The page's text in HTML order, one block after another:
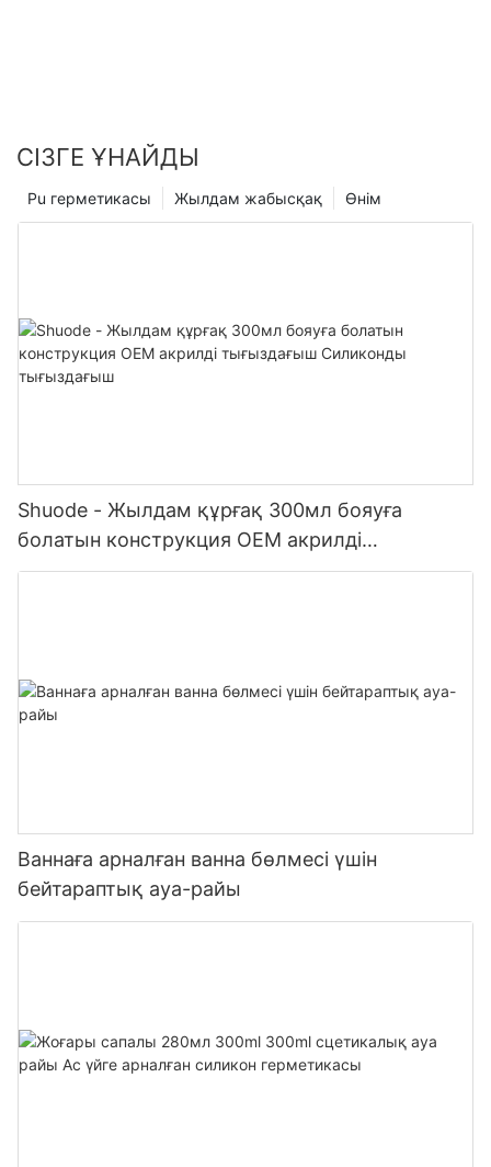
СІЗГЕ ҰНАЙДЫ
Өнім
Жылдам жабысқақ
Pu герметикасы
Shuode - Жылдам құрғақ 300мл бояуға
болатын конструкция OEM акрилді
тығыздағыш Силиконды тығыздағыш
Ваннаға арналған ванна бөлмесі үшін
бейтараптық ауа-райы